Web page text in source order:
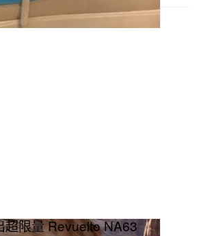
超限量 Revuelto NA63